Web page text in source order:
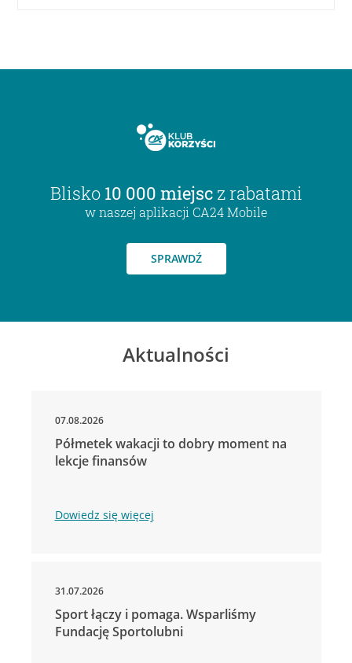
Blisko 10 000 miejsc z rabatami
w naszej aplikacji CA24 Mobile
SPRAWDŹ
Aktualności
07.08.2026
Półmetek wakacji to dobry moment na
lekcje finansów
Dowiedz się więcej
31.07.2026
Sport łączy i pomaga. Wsparliśmy
Fundację Sportolubni